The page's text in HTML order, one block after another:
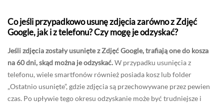
Co jeśli przypadkowo usunę zdjęcia zarówno z Zdjęć
Google, jak i z telefonu? Czy mogę je odzyskać?
Jeśli zdjęcia zostały usunięte z Zdjęć Google, trafiają one do kosza
na 60 dni, skąd można je odzyskać.W przypadku usunięcia z
telefonu, wiele smartfonów również posiada kosz lub folder
„Ostatnio usunięte”, gdzie zdjęcia są przechowywane przez pewien
czas. Po upływie tego okresu odzyskanie może być trudniejsze i